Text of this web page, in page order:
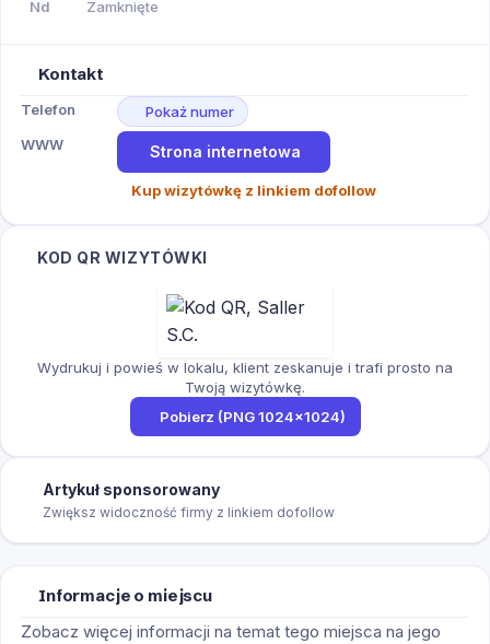
Nd Zamknięte
Kontakt
Telefon
Pokaż numer
WWW
Strona internetowa
Kup wizytówkę z linkiem dofollow
KOD QR WIZYTÓWKI
Wydrukuj i powieś w lokalu, klient zeskanuje i trafi prosto na
Twoją wizytówkę.
Pobierz (PNG 1024×1024)
Artykuł sponsorowany
Zwiększ widoczność firmy z linkiem dofollow
Informacje o miejscu
Zobacz więcej informacji na temat tego miejsca na jego